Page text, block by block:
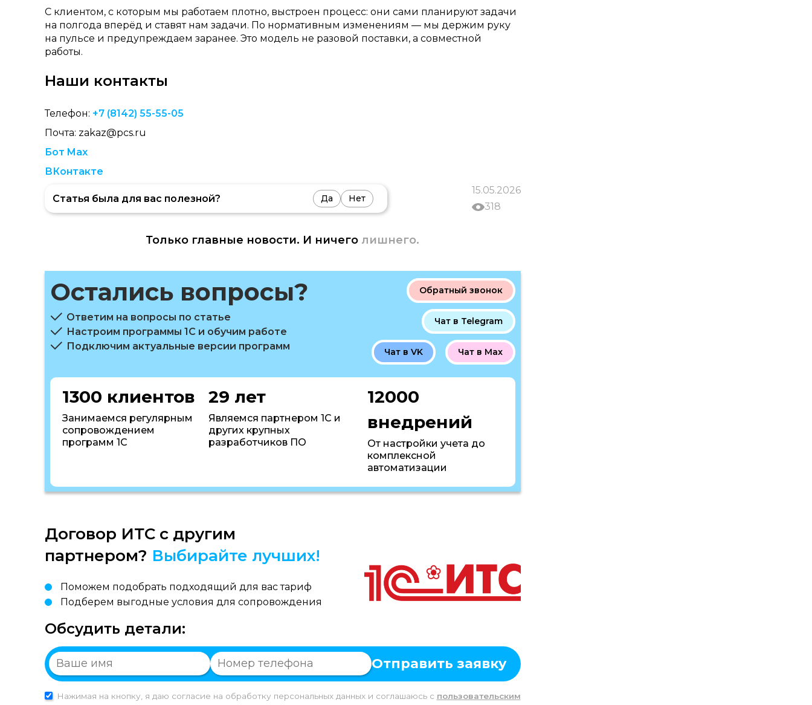
С клиентом, с которым мы работаем плотно, выстроен процесс: они сами планируют задачи
на полгода вперёд и ставят нам задачи. По нормативным изменениям — мы держим руку
на пульсе и предупреждаем заранее. Это модель не разовой поставки, а совместной
работы.
Наши контакты
Телефон: +7 (8142) 55-55-05
Почта: zakaz@pcs.ru
Бот Max
ВКонтакте
15.05.2026
318
Статья была для вас полезной? Да Нет
Только главные новости. И ничего лишнего.
Остались вопросы?
Ответим на вопросы по статье
Настроим программы 1С и обучим работе
Подключим актуальные версии программ
Обратный звонок
Чат в Telegram
Чат в Max
Чат в VK
1300 клиентов
Занимаемся регулярным
сопровождением
программ 1С
29 лет
Являемся партнером 1С и
других крупных
разработчиков ПО
12000
внедрений
От настройки учета до
комплексной
автоматизации
Договор ИТС с другим
партнером? Выбирайте лучших!
Поможем подобрать подходящий для вас тариф
Подберем выгодные условия для сопровождения
Обсудить детали:
Отправить заявку
Нажимая на кнопку, я даю согласие на обработку персональных данных и соглашаюсь c пользовательским